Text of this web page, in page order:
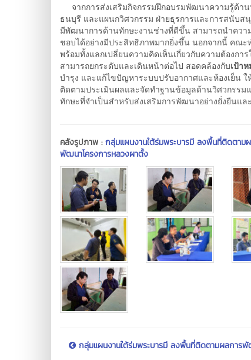
จากการส่งเสริมกิจกรรมฝึกอบรมพัฒนาความรู้ด้าน
ธนบุรี และแผนกวิศวกรรม ฝ่ายธุรการและการสนับส
มีพัฒนาการด้านทักษะงานช่างที่ดีขึ้น สามารถนำควา
ชอบได้อย่างมีประสิทธิภาพมากยิ่งขึ้น นอกจากนี้ คณ
พร้อมทั้งแลกเปลี่ยนความคิดเห็นเกี่ยวกับความต้องก
สามารถยกระดับและเดินหน้าต่อไป สอดคล้องกับเป้า
บำรุง และแก้ไขปัญหาระบบปรับอากาศและห้องเย็น
ติดตามประเมินผลและจัดทำฐานข้อมูลด้านวิศวกรรม
ทักษะที่จำเป็นสำหรับส่งเสริมการพัฒนาอย่างยั่งยืนแล
คลังรูปภาพ :กลุ่มแผนงานใต้ร่มพระบารมี ลงพื้นที่ติดตาม
พัฒนาโครงการหลวงผาตั้ง
กลุ่มแผนงานใต้ร่มพระบารมี ลงพื้นที่ติดตามผลการพั